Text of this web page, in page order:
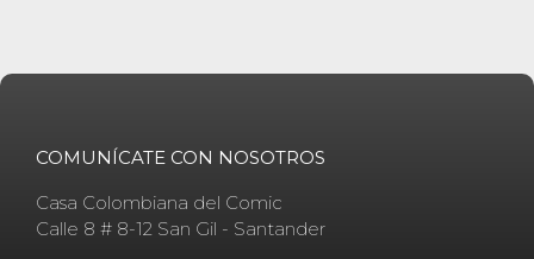
COMUNÍCATE CON NOSOTROS
Casa Colombiana del Comic
Calle 8 # 8-12 San Gil - Santander